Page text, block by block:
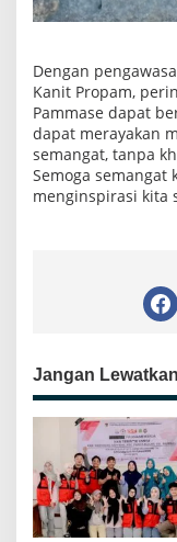
Dengan
Kanit Propam,
Pammase dapat
dapat merayakan
semangat, tanpa
Semoga semangat
menginspirasi kita
Jangan Lewatkan